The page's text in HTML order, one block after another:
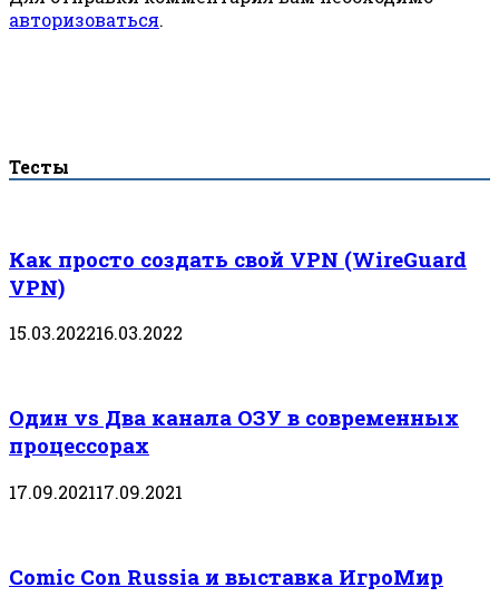
авторизоваться.
Тесты
Как просто создать свой VPN (WireGuard
VPN)
15.03.202216.03.2022
Один vs Два канала ОЗУ в современных
процессорах
17.09.202117.09.2021
Comic Con Russia и выставка ИгроМир